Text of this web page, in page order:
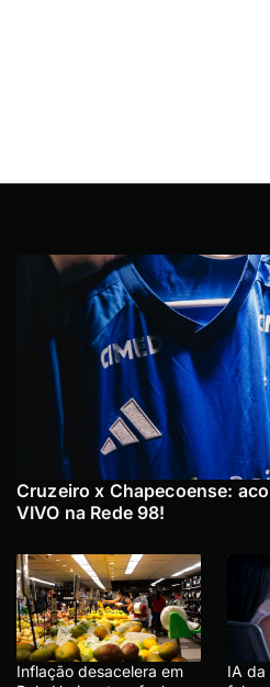
Cruzeiro x Chapecoense:
VIVO na Rede 98!
Inflação desacelera em
IA